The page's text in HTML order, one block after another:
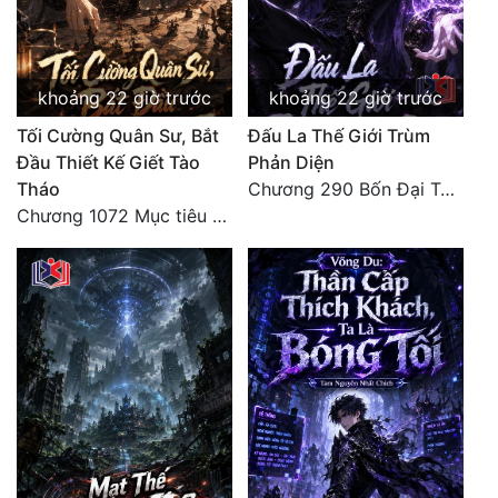
Quân Sự
Sảng Văn
Sắc
Sủng
Thanh Xuân
Tiên Hiệp
Tiểu Thuyết
Trinh Thám
Triều Đấu
Trùng Sinh
Trọng Sinh
khoảng 22 giờ trước
Tối Cường Quân Sư, Bắt
Đầu Thiết Kế Giết Tào
Tháo
Chương 1072 Mục tiêu của chúng ta là biển sao trời (2/2)
khoảng 22 giờ trước
Đấu La Thế Giới Trùm
Phản Diện
Chương 290 Bốn Đại Tông Môn Đơn Thuộc Tính Vô Cùng Thê Lương